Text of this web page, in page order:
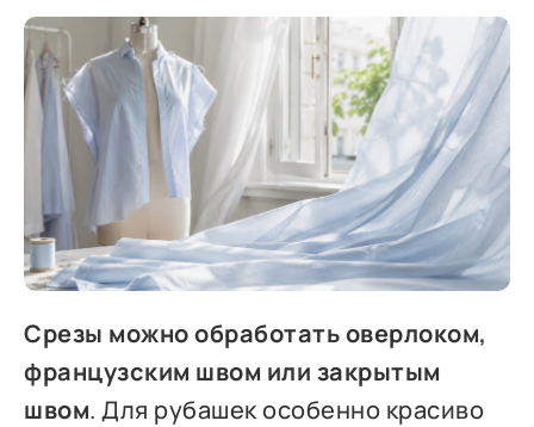
Срезы можно обработать оверлоком,
французским швом или закрытым
швом. Для рубашек особенно красиво